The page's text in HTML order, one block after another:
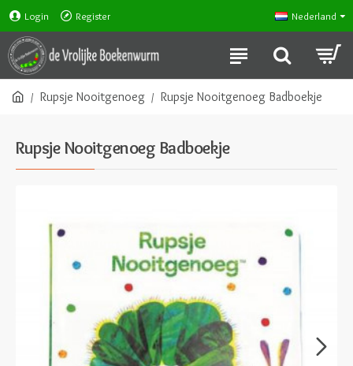
Login Register Nederland
Rupsje Nooitgenoeg Rupsje Nooitgenoeg Badboekje
Rupsje Nooitgenoeg Badboekje